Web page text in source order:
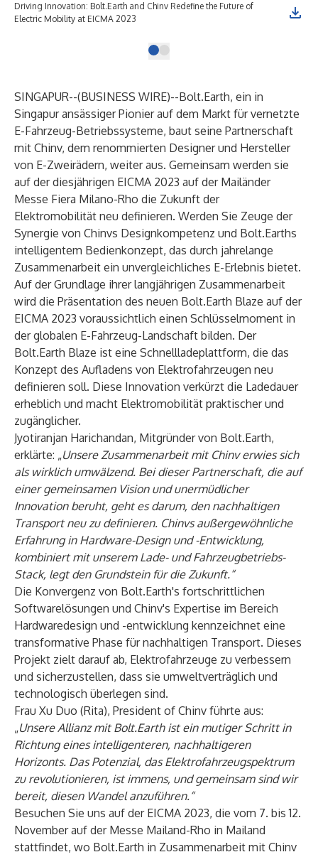
Driving Innovation: Bolt.Earth and Chinv Redefine the Future of
Electric Mobility at EICMA 2023
SINGAPUR--(BUSINESS WIRE)--Bolt.Earth, ein in
Singapur ansässiger Pionier auf dem Markt für vernetzte
E-Fahrzeug-Betriebssysteme, baut seine Partnerschaft
mit Chinv, dem renommierten Designer und Hersteller
von E-Zweirädern, weiter aus. Gemeinsam werden sie
auf der diesjährigen EICMA 2023 auf der Mailänder
Messe Fiera Milano-Rho die Zukunft der
Elektromobilität neu definieren. Werden Sie Zeuge der
Synergie von Chinvs Designkompetenz und Bolt.Earths
intelligentem Bedienkonzept, das durch jahrelange
Zusammenarbeit ein unvergleichliches E-Erlebnis bietet.
Auf der Grundlage ihrer langjährigen Zusammenarbeit
wird die Präsentation des neuen Bolt.Earth Blaze auf der
EICMA 2023 voraussichtlich einen Schlüsselmoment in
der globalen E-Fahrzeug-Landschaft bilden. Der
Bolt.Earth Blaze ist eine Schnellladeplattform, die das
Konzept des Aufladens von Elektrofahrzeugen neu
definieren soll. Diese Innovation verkürzt die Ladedauer
erheblich und macht Elektromobilität praktischer und
zugänglicher.
Jyotiranjan Harichandan, Mitgründer von Bolt.Earth,
erklärte: „Unsere Zusammenarbeit mit Chinv erwies sich
als wirklich umwälzend. Bei dieser Partnerschaft, die auf
einer gemeinsamen Vision und unermüdlicher
Innovation beruht, geht es darum, den nachhaltigen
Transport neu zu definieren. Chinvs außergewöhnliche
Erfahrung in Hardware-Design und -Entwicklung,
kombiniert mit unserem Lade- und Fahrzeugbetriebs-
Stack, legt den Grundstein für die Zukunft.“
Die Konvergenz von Bolt.Earth's fortschrittlichen
Softwarelösungen und Chinv's Expertise im Bereich
Hardwaredesign und -entwicklung kennzeichnet eine
transformative Phase für nachhaltigen Transport. Dieses
Projekt zielt darauf ab, Elektrofahrzeuge zu verbessern
und sicherzustellen, dass sie umweltverträglich und
technologisch überlegen sind.
Frau Xu Duo (Rita), President of Chinv führte aus:
„Unsere Allianz mit Bolt.Earth ist ein mutiger Schritt in
Richtung eines intelligenteren, nachhaltigeren
Horizonts. Das Potenzial, das Elektrofahrzeugspektrum
zu revolutionieren, ist immens, und gemeinsam sind wir
bereit, diesen Wandel anzuführen.“
Besuchen Sie uns auf der EICMA 2023, die vom 7. bis 12.
November auf der Messe Mailand-Rho in Mailand
stattfindet, wo Bolt.Earth in Zusammenarbeit mit Chinv